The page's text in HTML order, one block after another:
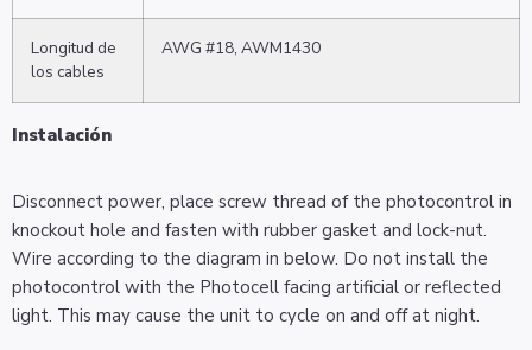
Longitud de
los cables
AWG #18, AWM1430
Instalación
Disconnect power, place screw thread of the photocontrol in
knockout hole and fasten with rubber gasket and lock-nut.
Wire according to the diagram in below. Do not install the
photocontrol with the Photocell facing artificial or reflected
light. This may cause the unit to cycle on and off at night.